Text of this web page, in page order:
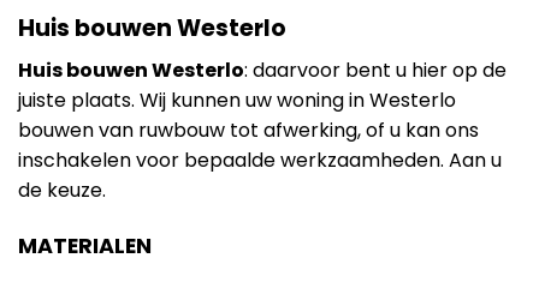
Huis bouwen Westerlo
Huis bouwen Westerlo: daarvoor bent u hier op de
juiste plaats. Wij kunnen uw woning in Westerlo
bouwen van ruwbouw tot afwerking, of u kan ons
inschakelen voor bepaalde werkzaamheden. Aan u
de keuze.
MATERIALEN